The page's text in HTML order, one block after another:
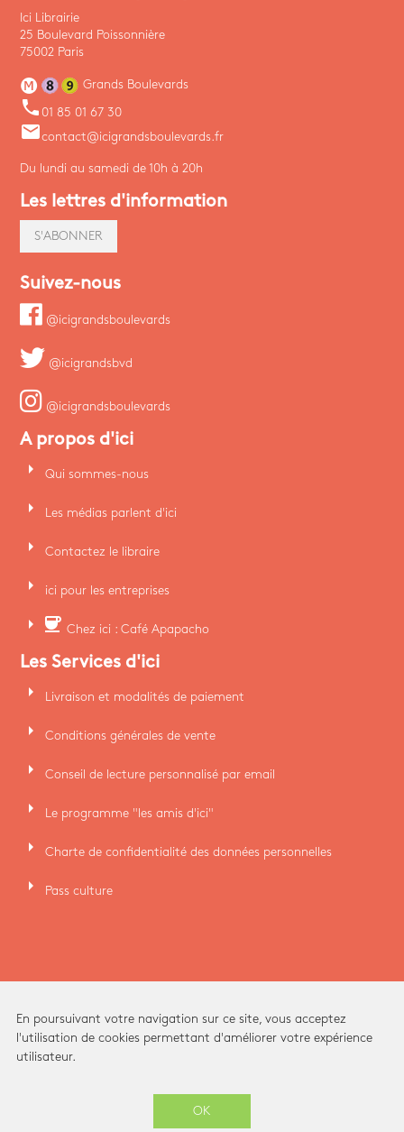
Ici Librairie
25 Boulevard Poissonnière
75002 Paris
Grands Boulevards
phone 01 85 01 67 30
emailcontact@icigrandsboulevards.fr
Du lundi au samedi de 10h à 20h
Les lettres d'information
S'ABONNER
Suivez-nous
@icigrandsboulevards
@icigrandsbvd
@icigrandsboulevards
A propos d'ici
arrow_right Qui sommes-nous
arrow_right Les médias parlent d'ici
arrow_right Contactez le libraire
arrow_right ici pour les entreprises
arrow_right coffee Chez ici : Café Apapacho
Les Services d'ici
arrow_right Livraison et modalités de paiement
arrow_right Conditions générales de vente
arrow_right Conseil de lecture personnalisé par email
arrow_right Le programme "les amis d'ici"
arrow_right Charte de confidentialité des données personnelles
arrow_right Pass culture
Ici Librairie - Paris Grands Boulevards © 2026 -
En poursuivant votre navigation sur ce site, vous acceptez
l'utilisation de cookies permettant d'améliorer votre expérience
utilisateur.
OK